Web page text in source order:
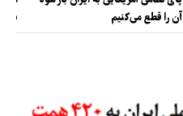
آن را قطع می‌کنیم